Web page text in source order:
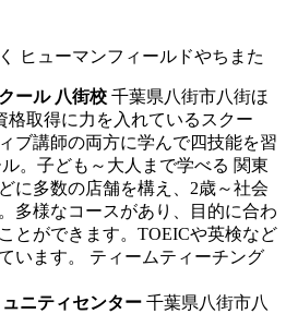
ヒューマンフィールドやちまた
ール 八街校 千葉県八街市八街ほ
格取得に力を入れているスクー
ブ講師の両方に学んで四技能を習
。子ども～大人まで学べる 関東
に多数の店舗を構え、2歳～社会
多様なコースがあり、目的に合わ
とができます。TOEICや英検など
います。 ティームティーチング
ニティセンター 千葉県八街市八